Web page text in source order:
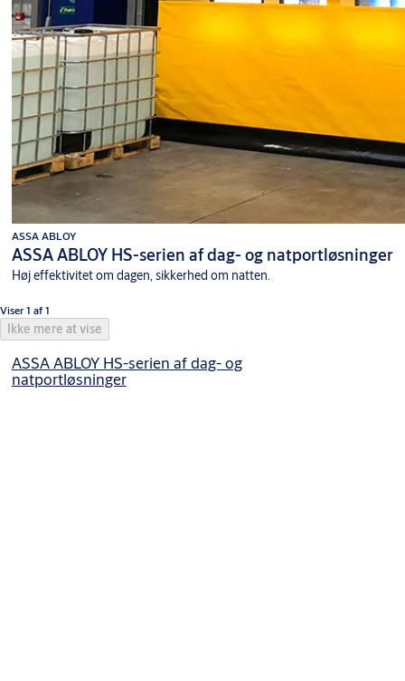
ASSA ABLOY
ASSA ABLOY HS-serien af dag- og natportløsninger
Høj effektivitet om dagen, sikkerhed om natten.
Viser 1 af 1
Ikke mere at vise
ASSA ABLOY HS-serien af dag- og
natportløsninger